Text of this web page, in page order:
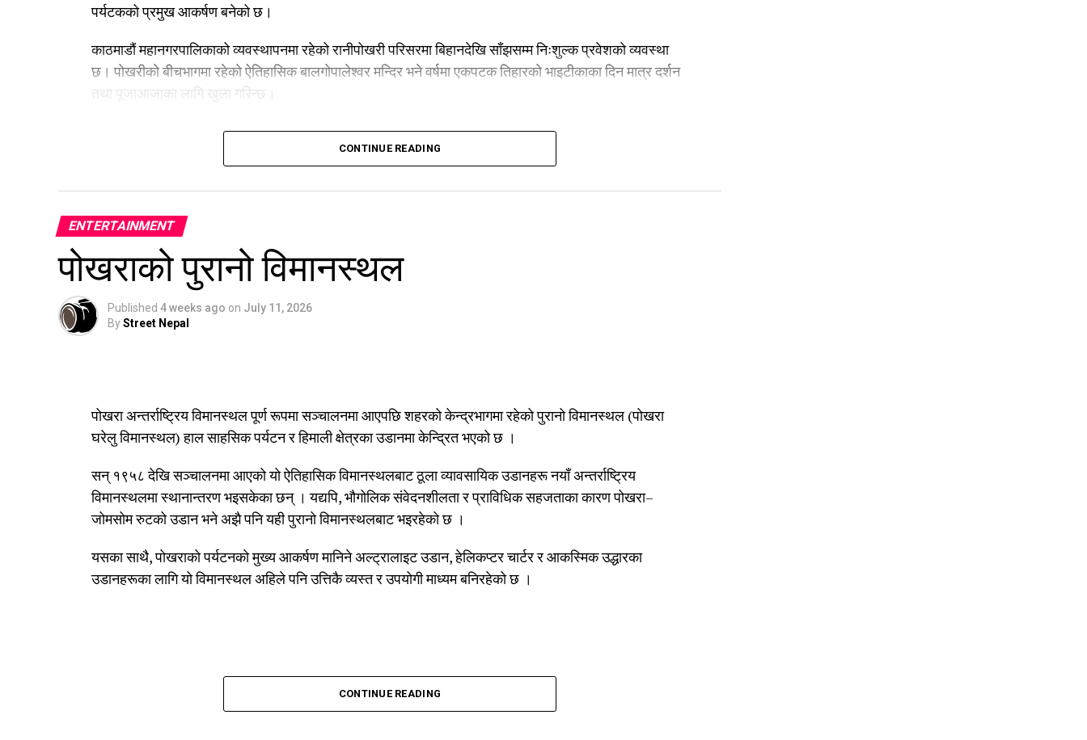
पर्यटकको प्रमुख आकर्षण बनेको छ।
काठमाडौं महानगरपालिकाको व्यवस्थापनमा रहेको रानीपोखरी परिसरमा बिहानदेखि साँझसम्म निःशुल्क प्रवेशको व्यवस्था
छ। पोखरीको बीचभागमा रहेको ऐतिहासिक बालगोपालेश्वर मन्दिर भने वर्षमा एकपटक तिहारको भाइटीकाका दिन मात्र दर्शन
तथा पूजाआजाका लागि खुला गरिन्छ।
नियमित सरसफाइ, हरियाली संरक्षण र आकर्षक प्रकाश व्यवस्थापनका कारण रानीपोखरीको सौन्दर्य अझ निखारिएको छ।
ऐतिहासिक, धार्मिक तथा सांस्कृतिक महत्व बोकेको यो सम्पदा काठमाडौं उपत्यकाको प्रमुख पर्यटकीय गन्तव्यका रूपमा
CONTINUE READING
ENTERTAINMENT
पोखराको पुरानो विमानस्थल
Published 4 weeks ago on July 11, 2026
ByStreet Nepal
पोखरा अन्तर्राष्ट्रिय विमानस्थल पूर्ण रूपमा सञ्चालनमा आएपछि शहरको केन्द्रभागमा रहेको पुरानो विमानस्थल (पोखरा
घरेलु विमानस्थल) हाल साहसिक पर्यटन र हिमाली क्षेत्रका उडानमा केन्द्रित भएको छ ।
सन् १९५८ देखि सञ्चालनमा आएको यो ऐतिहासिक विमानस्थलबाट ठूला व्यावसायिक उडानहरू नयाँ अन्तर्राष्ट्रिय
विमानस्थलमा स्थानान्तरण भइसकेका छन् । यद्यपि, भौगोलिक संवेदनशीलता र प्राविधिक सहजताका कारण पोखरा–
जोमसोम रुटको उडान भने अझै पनि यही पुरानो विमानस्थलबाट भइरहेको छ ।
यसका साथै, पोखराको पर्यटनको मुख्य आकर्षण मानिने अल्ट्रालाइट उडान, हेलिकप्टर चार्टर र आकस्मिक उद्धारका
उडानहरूका लागि यो विमानस्थल अहिले पनि उत्तिकै व्यस्त र उपयोगी माध्यम बनिरहेको छ ।
CONTINUE READING